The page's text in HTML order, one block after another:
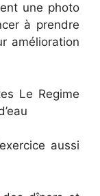
une photo
à prendre
amélioration
Le Regime
aussi